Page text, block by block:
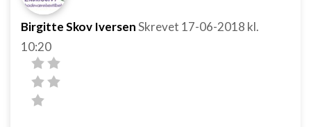
Birgitte Skov IversenSkrevet 17-06-2018 kl.
10:20